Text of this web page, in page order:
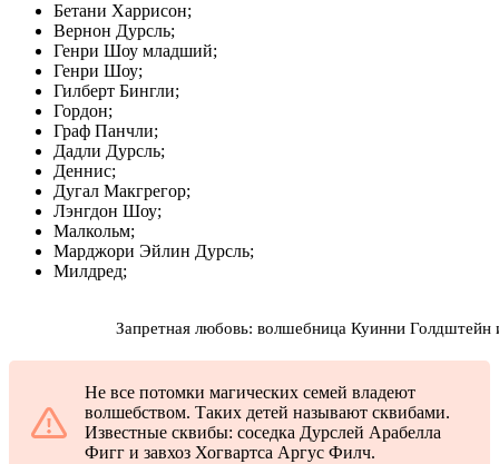
Бетани Харрисон;
Вернон Дурсль;
Генри Шоу младший;
Генри Шоу;
Гилберт Бингли;
Гордон;
Граф Панчли;
Дадли Дурсль;
Деннис;
Дугал Макгрегор;
Лэнгдон Шоу;
Малкольм;
Марджори Эйлин Дурсль;
Милдред;
Запретная любовь: волшебница Куинни Голдштейн
Не все потомки магических семей владеют
волшебством. Таких детей называют сквибами.
Известные сквибы: соседка Дурслей Арабелла
Фигг и завхоз Хогвартса Аргус Филч.